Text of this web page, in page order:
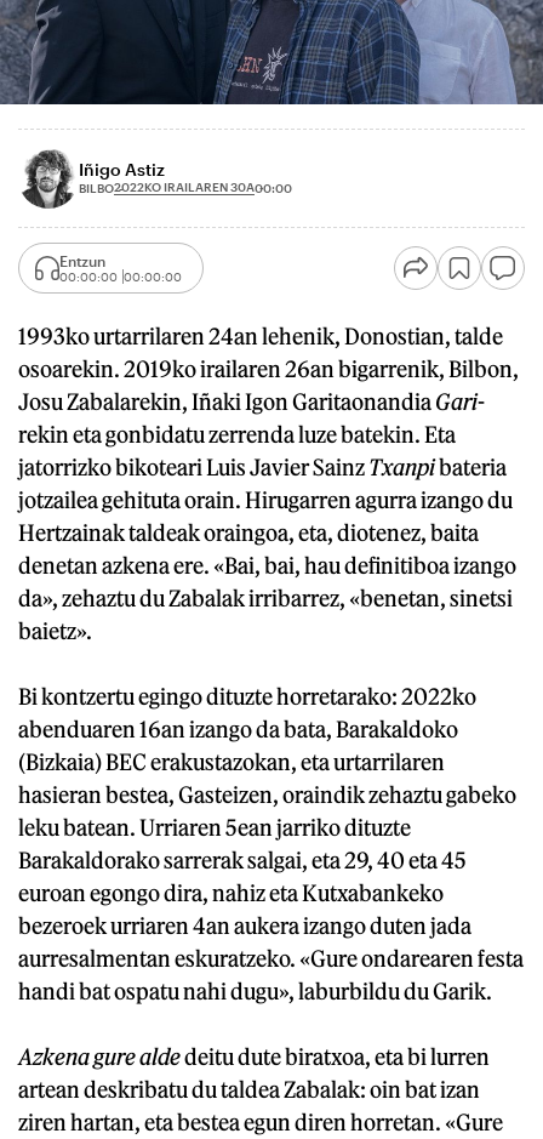
Iñigo Astiz
BILBO2022KO IRAILAREN 30A00:00
Entzun
00:00:00 00:00:00
1993ko urtarrilaren 24an lehenik, Donostian, talde
osoarekin. 2019ko irailaren 26an bigarrenik, Bilbon,
Josu Zabalarekin, Iñaki Igon GaritaonandiaGari-
rekin eta gonbidatu zerrenda luze batekin. Eta
jatorrizko bikoteari Luis Javier SainzTxanpibateria
jotzailea gehituta orain. Hirugarren agurra izango du
Hertzainak taldeak oraingoa, eta, diotenez, baita
denetan azkena ere. «Bai, bai, hau definitiboa izango
da», zehaztu du Zabalak irribarrez, «benetan, sinetsi
baietz».
Bi kontzertu egingo dituzte horretarako: 2022ko
abenduaren 16an izango da bata, Barakaldoko
(Bizkaia) BEC erakustazokan, eta urtarrilaren
hasieran bestea, Gasteizen, oraindik zehaztu gabeko
leku batean. Urriaren 5ean jarriko dituzte
Barakaldorako sarrerak salgai, eta 29, 40 eta 45
euroan egongo dira, nahiz eta Kutxabankeko
bezeroek urriaren 4an aukera izango duten jada
aurresalmentan eskuratzeko. «Gure ondarearen festa
handi bat ospatu nahi dugu», laburbildu du Garik.
Azkena gure aldedeitu dute biratxoa, eta bi lurren
artean deskribatu du taldea Zabalak: oin bat izan
ziren hartan, eta bestea egun diren horretan. «Gure